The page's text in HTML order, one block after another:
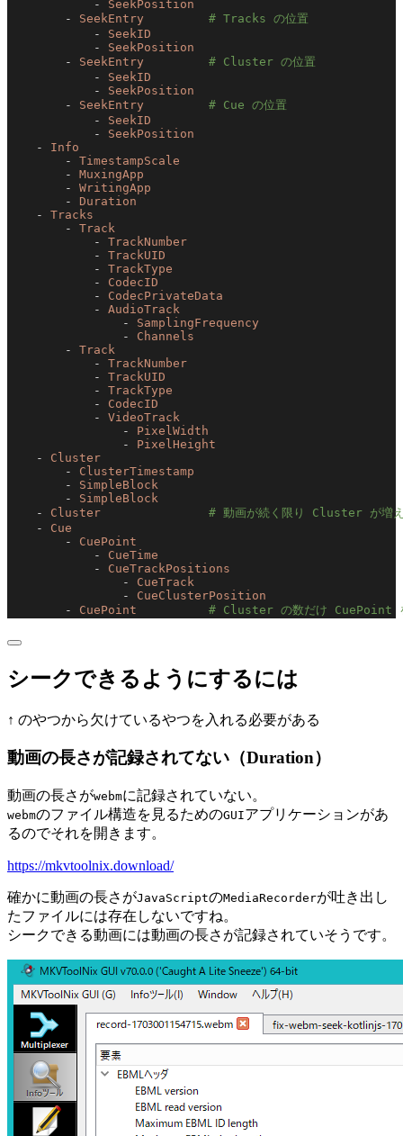
            -
SeekPosition
        -
SeekEntry
         # Tracks の位置
            -
SeekID
            -
SeekPosition
        -
SeekEntry
         # Cluster の位置
            -
SeekID
            -
SeekPosition
        -
SeekEntry
         # Cue の位置
            -
SeekID
            -
SeekPosition
    -
Info
        -
TimestampScale
        -
MuxingApp
        -
WritingApp
        -
Duration
    -
Tracks
        -
Track
            -
TrackNumber
            -
TrackUID
            -
TrackType
            -
CodecID
            -
CodecPrivateData
            -
AudioTrack
                -
SamplingFrequency
                -
Channels
        -
Track
            -
TrackNumber
            -
TrackUID
            -
TrackType
            -
CodecID
            -
VideoTrack
                -
PixelWidth
                -
PixelHeight
    -
Cluster
        -
ClusterTimestamp
        -
SimpleBlock
        -
SimpleBlock
    -
Cluster
# 動画が続く限り Cluster が増
    -
Cue
        -
CuePoint
            -
CueTime
            -
CueTrackPositions
                -
CueTrack
                -
CueClusterPosition
        -
CuePoint
# Cluster の数だけ CuePoint
シークできるようにするには
↑ のやつから欠けているやつを入れる必要がある
動画の長さが記録されてない（Duration）
動画の長さがwebmに記録されていない。
webmのファイル構造を見るためのGUIアプリケーションがあ
るのでそれを開きます。
https://mkvtoolnix.download/
確かに動画の長さがJavaScriptのMediaRecorderが吐き出し
たファイルには存在しないですね。
シークできる動画には動画の長さが記録されていそうです。